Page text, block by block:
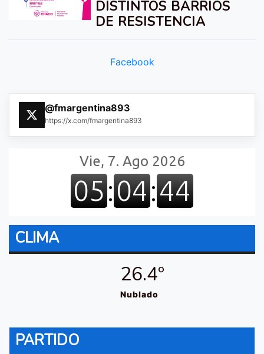
DISTINTOS BARRIOS
DE RESISTENCIA
Facebook
@fmargentina893
https://x.com/fmargentina893
CLIMA
26.4º
Nublado
PARTIDO